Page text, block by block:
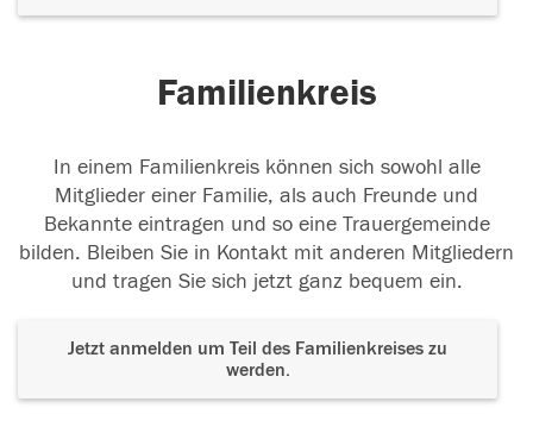
Familienkreis
In einem Familienkreis können sich sowohl alle
Mitglieder einer Familie, als auch Freunde und
Bekannte eintragen und so eine Trauergemeinde
bilden. Bleiben Sie in Kontakt mit anderen Mitgliedern
und tragen Sie sich jetzt ganz bequem ein.
Jetzt anmelden um Teil des Familienkreises zu
werden.